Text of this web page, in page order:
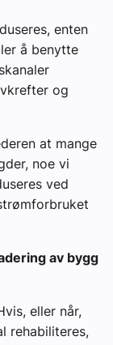
enten
å benytte
og
at mange
noe vi
ved
av bygg
eller når,
rehabiliteres,